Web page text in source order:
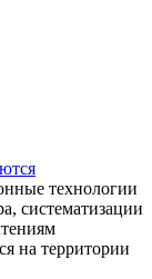
технологии
систематизации
на территории